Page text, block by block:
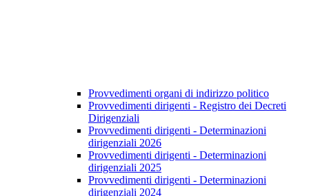
Provvedimenti organi di indirizzo politico
Provvedimenti dirigenti - Registro dei Decreti
Dirigenziali
Provvedimenti dirigenti - Determinazioni
dirigenziali 2026
Provvedimenti dirigenti - Determinazioni
dirigenziali 2025
Provvedimenti dirigenti - Determinazioni
dirigenziali 2024